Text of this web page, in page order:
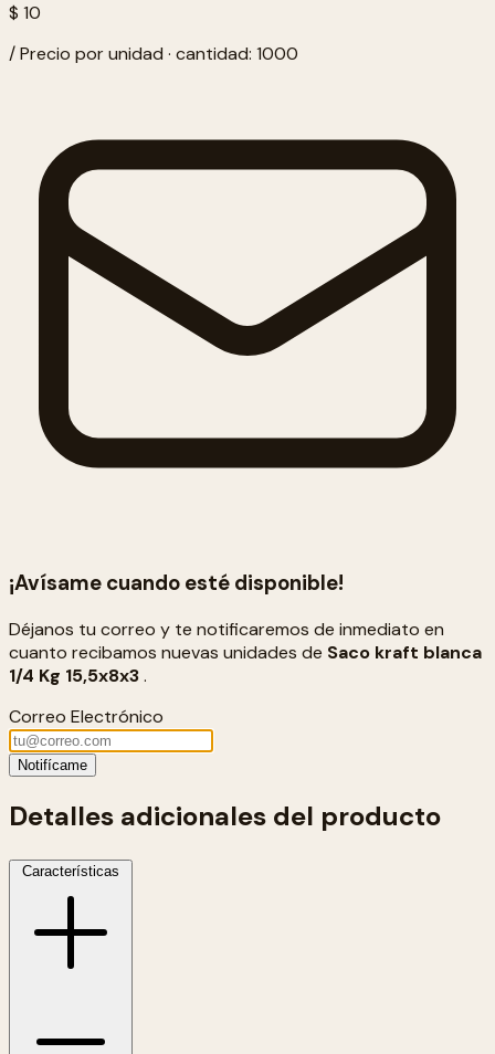
$ 10
/ Precio por unidad · cantidad: 1000
¡Avísame cuando esté disponible!
Déjanos tu correo y te notificaremos de inmediato en
cuanto recibamos nuevas unidades de Saco kraft blanca
1/4 Kg 15,5x8x3.
Correo Electrónico
Notifícame
Detalles adicionales del producto
Características